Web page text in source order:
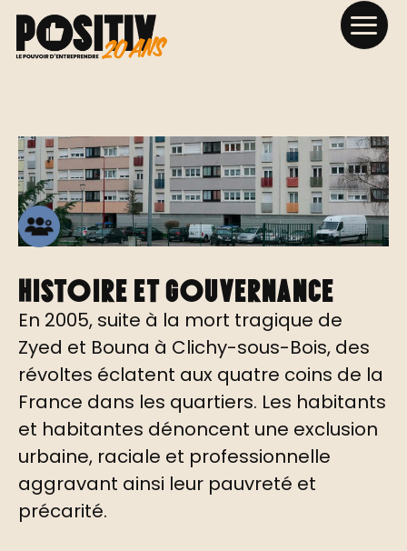
Histoire et gouvernance
En 2005, suite à la mort tragique de
Zyed et Bouna à Clichy-sous-Bois, des
révoltes éclatent aux quatre coins de la
France dans les quartiers. Les habitants
et habitantes dénoncent une exclusion
urbaine, raciale et professionnelle
aggravant ainsi leur pauvreté et
précarité.